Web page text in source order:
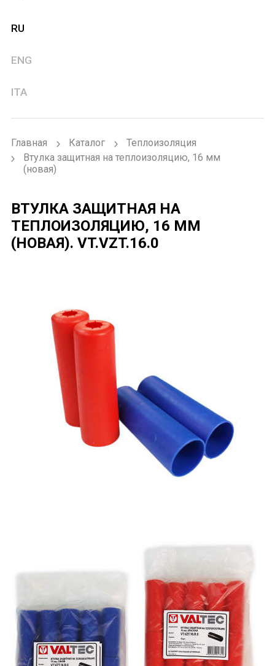
RU
ENG
ITA
Главная Каталог
Теплоизоляция
Втулка защитная на теплоизоляцию, 16 мм
(новая)
ВТУЛКА ЗАЩИТНАЯ НА
ТЕПЛОИЗОЛЯЦИЮ, 16 ММ
(НОВАЯ). VT.VZT.16.0